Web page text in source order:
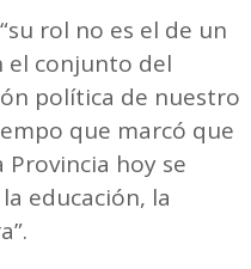
rol no es el de un
el conjunto del
política de nuestro
que marcó que
Provincia hoy se
educación, la